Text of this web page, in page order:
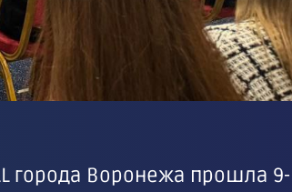
города Воронежа прошла